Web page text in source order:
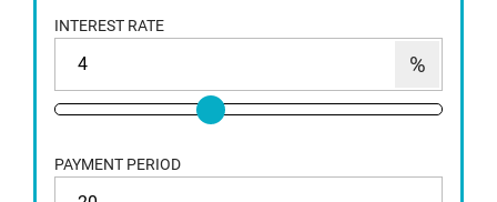
INTEREST RATE
PAYMENT PERIOD